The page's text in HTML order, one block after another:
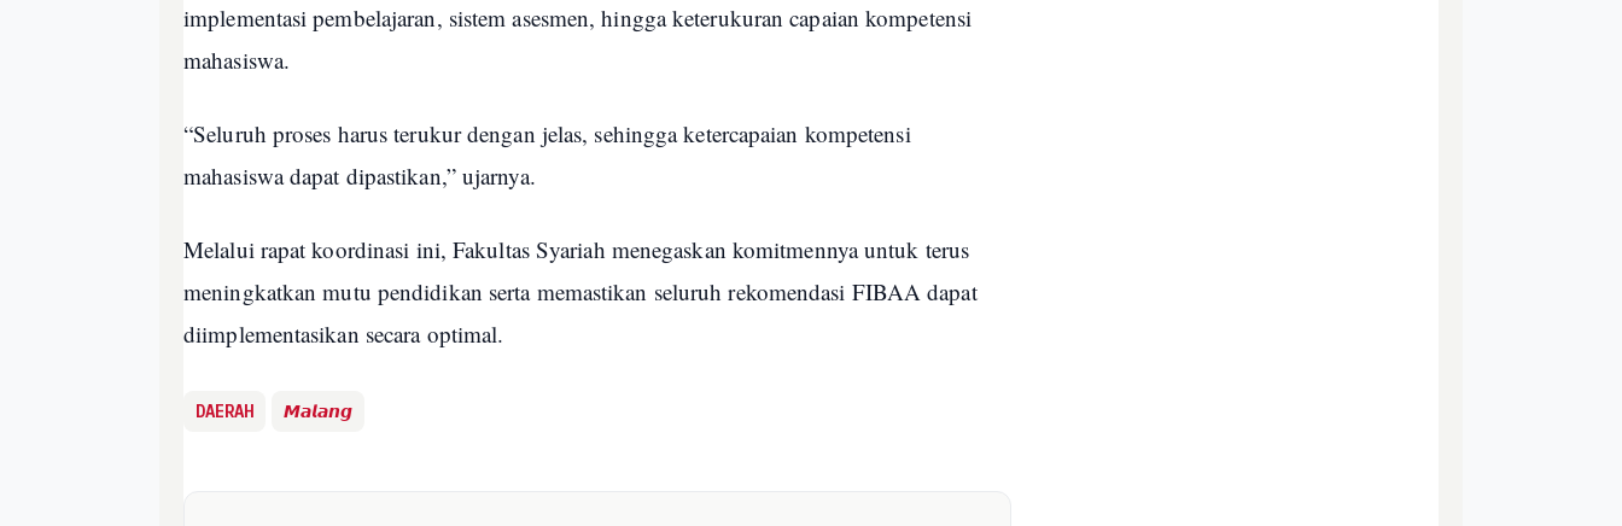
implementasi pembelajaran, sistem asesmen, hingga keterukuran capaian kompetensi
mahasiswa.
“Seluruh proses harus terukur dengan jelas, sehingga ketercapaian kompetensi
mahasiswa dapat dipastikan,” ujarnya.
Melalui rapat koordinasi ini, Fakultas Syariah menegaskan komitmennya untuk terus
meningkatkan mutu pendidikan serta memastikan seluruh rekomendasi FIBAA dapat
diimplementasikan secara optimal.
DAERAH 𝙈𝙖𝙡𝙖𝙣𝙜